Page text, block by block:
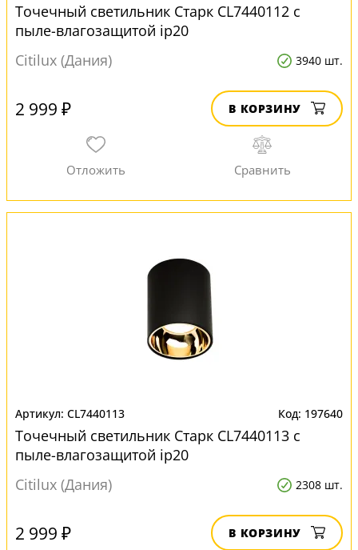
Точечный светильник Старк CL7440112 с
пыле-влагозащитой ip20
Citilux (Дания)
3940 шт.
2 999 ₽ В КОРЗИНУ
CL7440113 197640
Точечный светильник Старк CL7440113 с
пыле-влагозащитой ip20
Citilux (Дания)
2308 шт.
2 999 ₽ В КОРЗИНУ